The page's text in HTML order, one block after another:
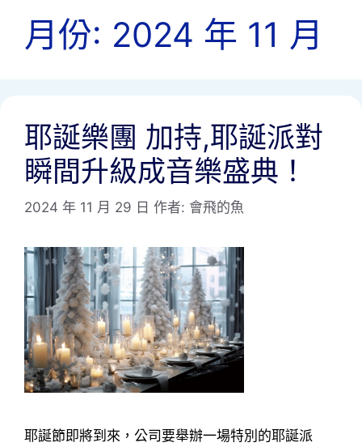
月份: 2024 年 11 月
耶誕樂團 加持,耶誕派對
瞬間升級成音樂盛典！
2024 年 11 月 29 日 作者: 會飛的魚
耶誕節即將到來，公司要舉辦一場特別的耶誕派